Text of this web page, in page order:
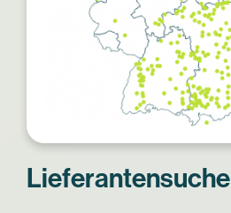
Lieferantensuche